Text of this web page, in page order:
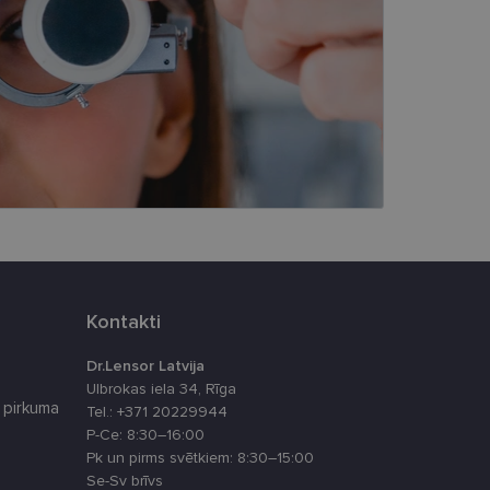
Kontakti
Dr.Lensor Latvija
Ulbrokas iela 34, Rīga
Tel.: +371 20229944
P-Ce: 8:30–16:00
Pk un pirms svētkiem: 8:30–15:00
Se-Sv brīvs
Neklasificētās
iespējas. Šīs
sīkdatnēm
ilgāk kā divus
attiecībā uz
veiktspēju un
Python. Tas
veida
apmeklētāju
lai Cookie-